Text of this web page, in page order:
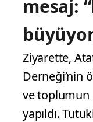
mesaj:
Ziyarette,
Derneği’nin
ve toplumun
yapıldı.